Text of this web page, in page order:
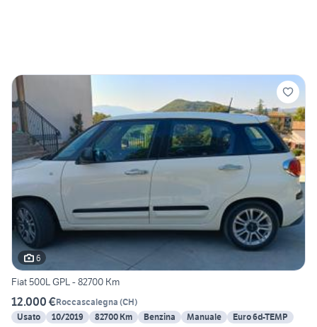
6
Fiat 500L GPL - 82700 Km
12.000 €Roccascalegna (CH)
Usato
10/2019 82700 Km Benzina Manuale
Euro 6d-TEMP